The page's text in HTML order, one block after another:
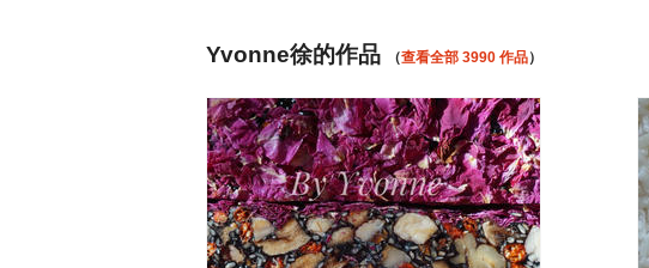
Yvonne徐的作品 （查看全部 3990 作品）